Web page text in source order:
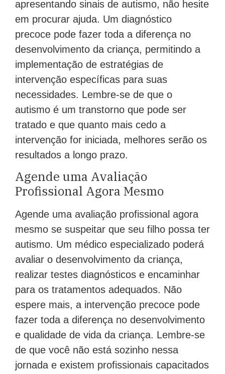
apresentando sinais de autismo, não hesite
em procurar ajuda. Um diagnóstico
precoce pode fazer toda a diferença no
desenvolvimento da criança, permitindo a
implementação de estratégias de
intervenção específicas para suas
necessidades. Lembre-se de que o
autismo é um transtorno que pode ser
tratado e que quanto mais cedo a
intervenção for iniciada, melhores serão os
resultados a longo prazo.
Agende uma Avaliação
Profissional Agora Mesmo
Agende uma avaliação profissional agora
mesmo se suspeitar que seu filho possa ter
autismo. Um médico especializado poderá
avaliar o desenvolvimento da criança,
realizar testes diagnósticos e encaminhar
para os tratamentos adequados. Não
espere mais, a intervenção precoce pode
fazer toda a diferença no desenvolvimento
e qualidade de vida da criança. Lembre-se
de que você não está sozinho nessa
jornada e existem profissionais capacitados